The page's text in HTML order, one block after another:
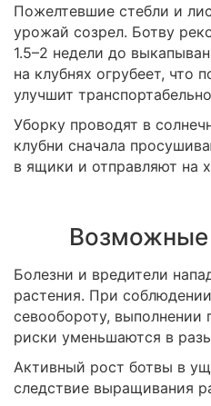
Пожелтевшие стебли и
урожай созрел. Ботву
1.5–2 недели до
на клубнях огрубеет, что
улучшит
Уборку проводят в
клубни сначала
в ящики и отправляют на
Возможные
Болезни и вредители
растения. При
севообороту, выполнении
риски уменьшаются в
Активный рост ботвы в
следствие выращивания